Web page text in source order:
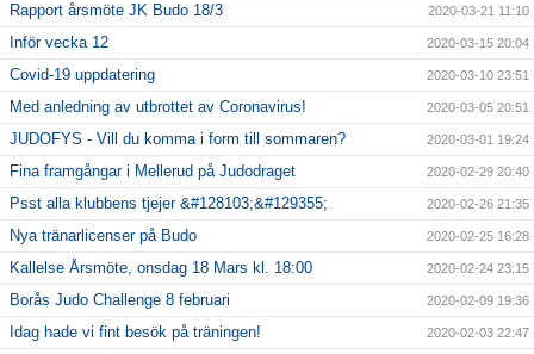
Rapport årsmöte JK Budo 18/3 2020-03-21 11:10
Inför vecka 12 2020-03-15 20:04
Covid-19 uppdatering 2020-03-10 23:51
Med anledning av utbrottet av Coronavirus! 2020-03-05 20:51
JUDOFYS - Vill du komma i form till sommaren? 2020-03-01 19:24
Fina framgångar i Mellerud på Judodraget 2020-02-29 20:40
Psst alla klubbens tjejer &#128103;&#129355; 2020-02-26 21:35
Nya tränarlicenser på Budo 2020-02-25 16:28
Kallelse Årsmöte, onsdag 18 Mars kl. 18:00 2020-02-24 23:15
Borås Judo Challenge 8 februari 2020-02-09 19:36
Idag hade vi fint besök på träningen! 2020-02-03 22:47